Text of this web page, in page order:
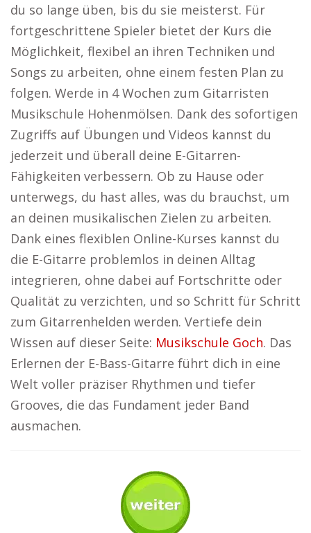
du so lange üben, bis du sie meisterst. Für
fortgeschrittene Spieler bietet der Kurs die
Möglichkeit, flexibel an ihren Techniken und
Songs zu arbeiten, ohne einem festen Plan zu
folgen. Werde in 4 Wochen zum Gitarristen
Musikschule Hohenmölsen. Dank des sofortigen
Zugriffs auf Übungen und Videos kannst du
jederzeit und überall deine E-Gitarren-
Fähigkeiten verbessern. Ob zu Hause oder
unterwegs, du hast alles, was du brauchst, um
an deinen musikalischen Zielen zu arbeiten.
Dank eines flexiblen Online-Kurses kannst du
die E-Gitarre problemlos in deinen Alltag
integrieren, ohne dabei auf Fortschritte oder
Qualität zu verzichten, und so Schritt für Schritt
zum Gitarrenhelden werden. Vertiefe dein
Wissen auf dieser Seite: Musikschule Goch. Das
Erlernen der E-Bass-Gitarre führt dich in eine
Welt voller präziser Rhythmen und tiefer
Grooves, die das Fundament jeder Band
ausmachen.